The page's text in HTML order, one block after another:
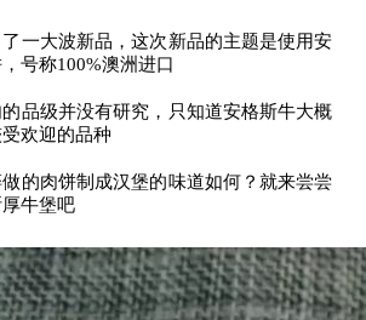
一大波新品，这次新品的主题是使用安
号称100%澳洲进口
品级并没有研究，只知道安格斯牛大概
欢迎的品种
的肉饼制成汉堡的味道如何？就来尝尝
牛堡吧